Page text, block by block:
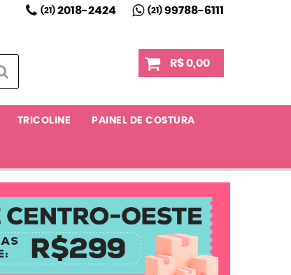
(21)2018-2424 (21)99788-6111
R$ 0,00
TRICOLINE PAINEL DE COSTURA